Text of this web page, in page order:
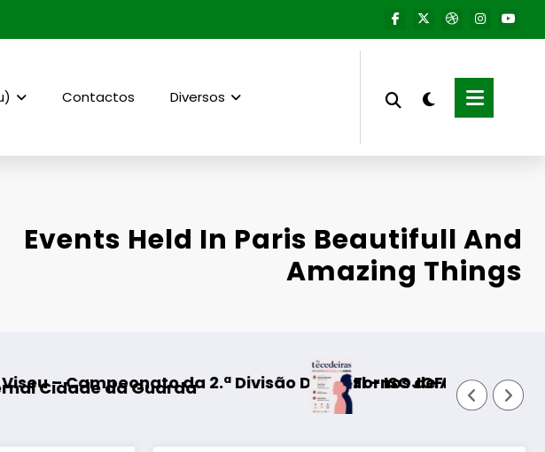
Contactos Diversos
Events Held In Paris Beautifull And
Amazing Things
Divisão Distrital – ISOJOFER sorteado
Fornos de Algodres – Momento de reflexão